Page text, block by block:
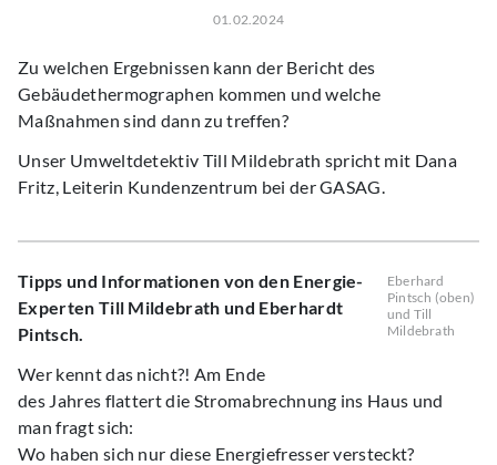
01.02.2024
Zu welchen Ergebnissen kann der Bericht des
Gebäudethermographen kommen und welche
Maßnahmen sind dann zu treffen?
Unser Umweltdetektiv Till Mildebrath spricht mit Dana
Fritz, Leiterin Kundenzentrum bei der GASAG.
Eberhard
Pintsch (oben)
und Till
Mildebrath
Tipps und Informationen von den Energie-
Experten Till Mildebrath und Eberhardt
Pintsch.
Wer kennt das nicht?! Am Ende
des Jahres flattert die Stromabrechnung ins Haus und
man fragt sich:
Wo haben sich nur diese Energiefresser versteckt?